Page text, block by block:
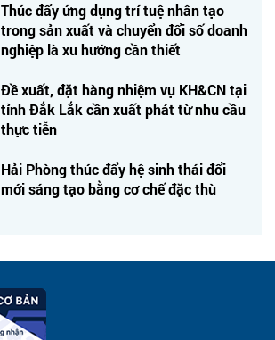
Thúc đẩy ứng dụng trí tuệ nhân tạo
trong sản xuất và chuyển đổi số doanh
nghiệp là xu hướng cần thiết
Đề xuất, đặt hàng nhiệm vụ KH&CN tại
tỉnh Đắk Lắk cần xuất phát từ nhu cầu
thực tiễn
Hải Phòng thúc đẩy hệ sinh thái đổi
mới sáng tạo bằng cơ chế đặc thù